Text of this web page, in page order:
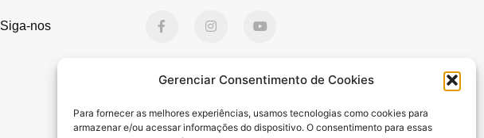
Gerenciar Consentimento de Cookies
Para fornecer as melhores experiências, usamos tecnologias como cookies para
armazenar e/ou acessar informações do dispositivo. O consentimento para essas
Siga-nos
a
o
-
f
n
g
m
o
b